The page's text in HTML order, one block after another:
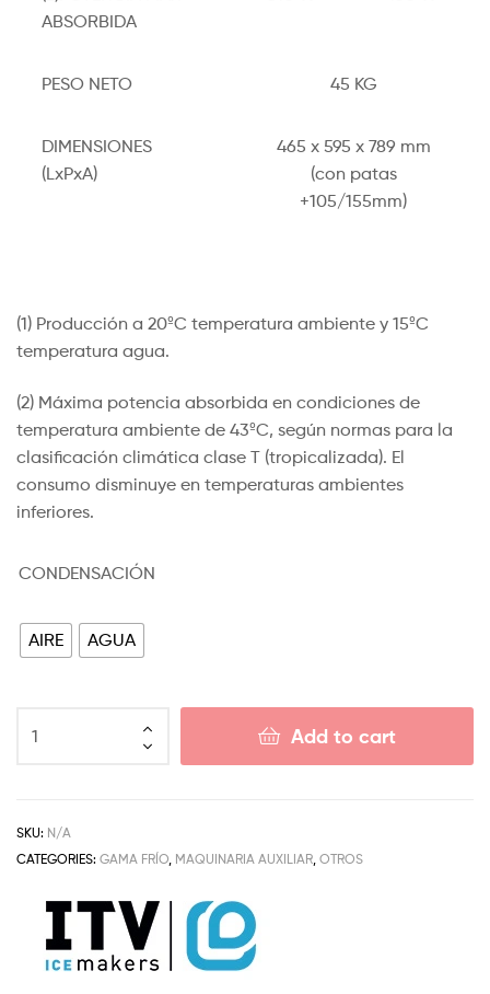
ABSORBIDA
PESO NETO 45 KG
DIMENSIONES
(LxPxA)
465 x 595 x 789 mm
(con patas
+105/155mm)
(1) Producción a 20ºC temperatura ambiente y 15ºC
temperatura agua.
(2) Máxima potencia absorbida en condiciones de
temperatura ambiente de 43ºC, según normas para la
clasificación climática clase T (tropicalizada). El
consumo disminuye en temperaturas ambientes
inferiores.
CONDENSACIÓN
AIRE AGUA
Add to cart
SKU: N/A
CATEGORIES: GAMA FRÍO MAQUINARIA AUXILIAR OTROS